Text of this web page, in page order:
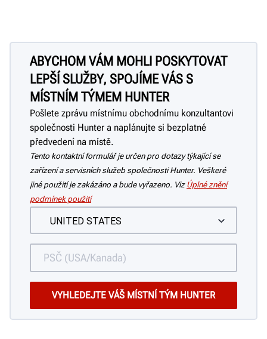
ABYCHOM VÁM MOHLI POSKYTOVAT
LEPŠÍ SLUŽBY, SPOJÍME VÁS S
MÍSTNÍM TÝMEM HUNTER
Pošlete zprávu místnímu obchodnímu konzultantovi
společnosti Hunter a naplánujte si bezplatné
předvedení na místě.
Tento kontaktní formulář je určen pro dotazy týkající se
zařízení a servisních služeb společnosti Hunter. Veškeré
jiné použití je zakázáno a bude vyřazeno. Viz Úplné znění
podmínek použití